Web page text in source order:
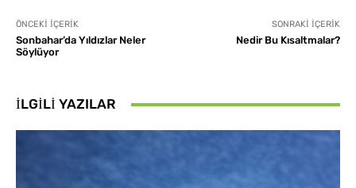
ÖNCEKI İÇERIK
Sonbahar’da Yıldızlar Neler
Söylüyor
SONRAKI İÇERIK
Nedir Bu Kısaltmalar?
İLGILI YAZILAR